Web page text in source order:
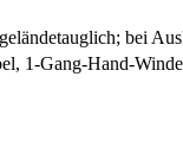
bei
1-Gang-Hand-